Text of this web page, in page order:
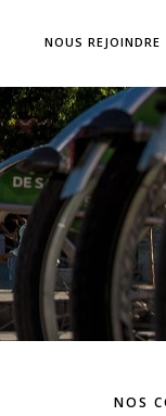
NOUS REJOINDRE
NOS